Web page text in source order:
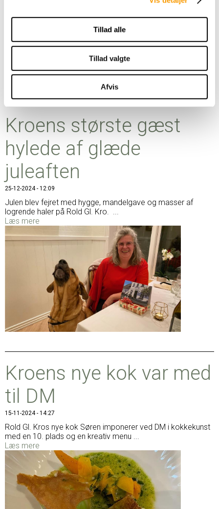
Tillad alle
Tillad valgte
Afvis
Kroens største gæst
hylede af glæde
juleaften
25-12-2024 - 12:09
Julen blev fejret med hygge, mandelgave og masser af
logrende haler på Rold Gl. Kro. ...
Læs mere
Kroens nye kok var med
til DM
15-11-2024 - 14:27
Rold Gl. Kros nye kok Søren imponerer ved DM i kokkekunst
med en 10. plads og en kreativ menu ...
Læs mere